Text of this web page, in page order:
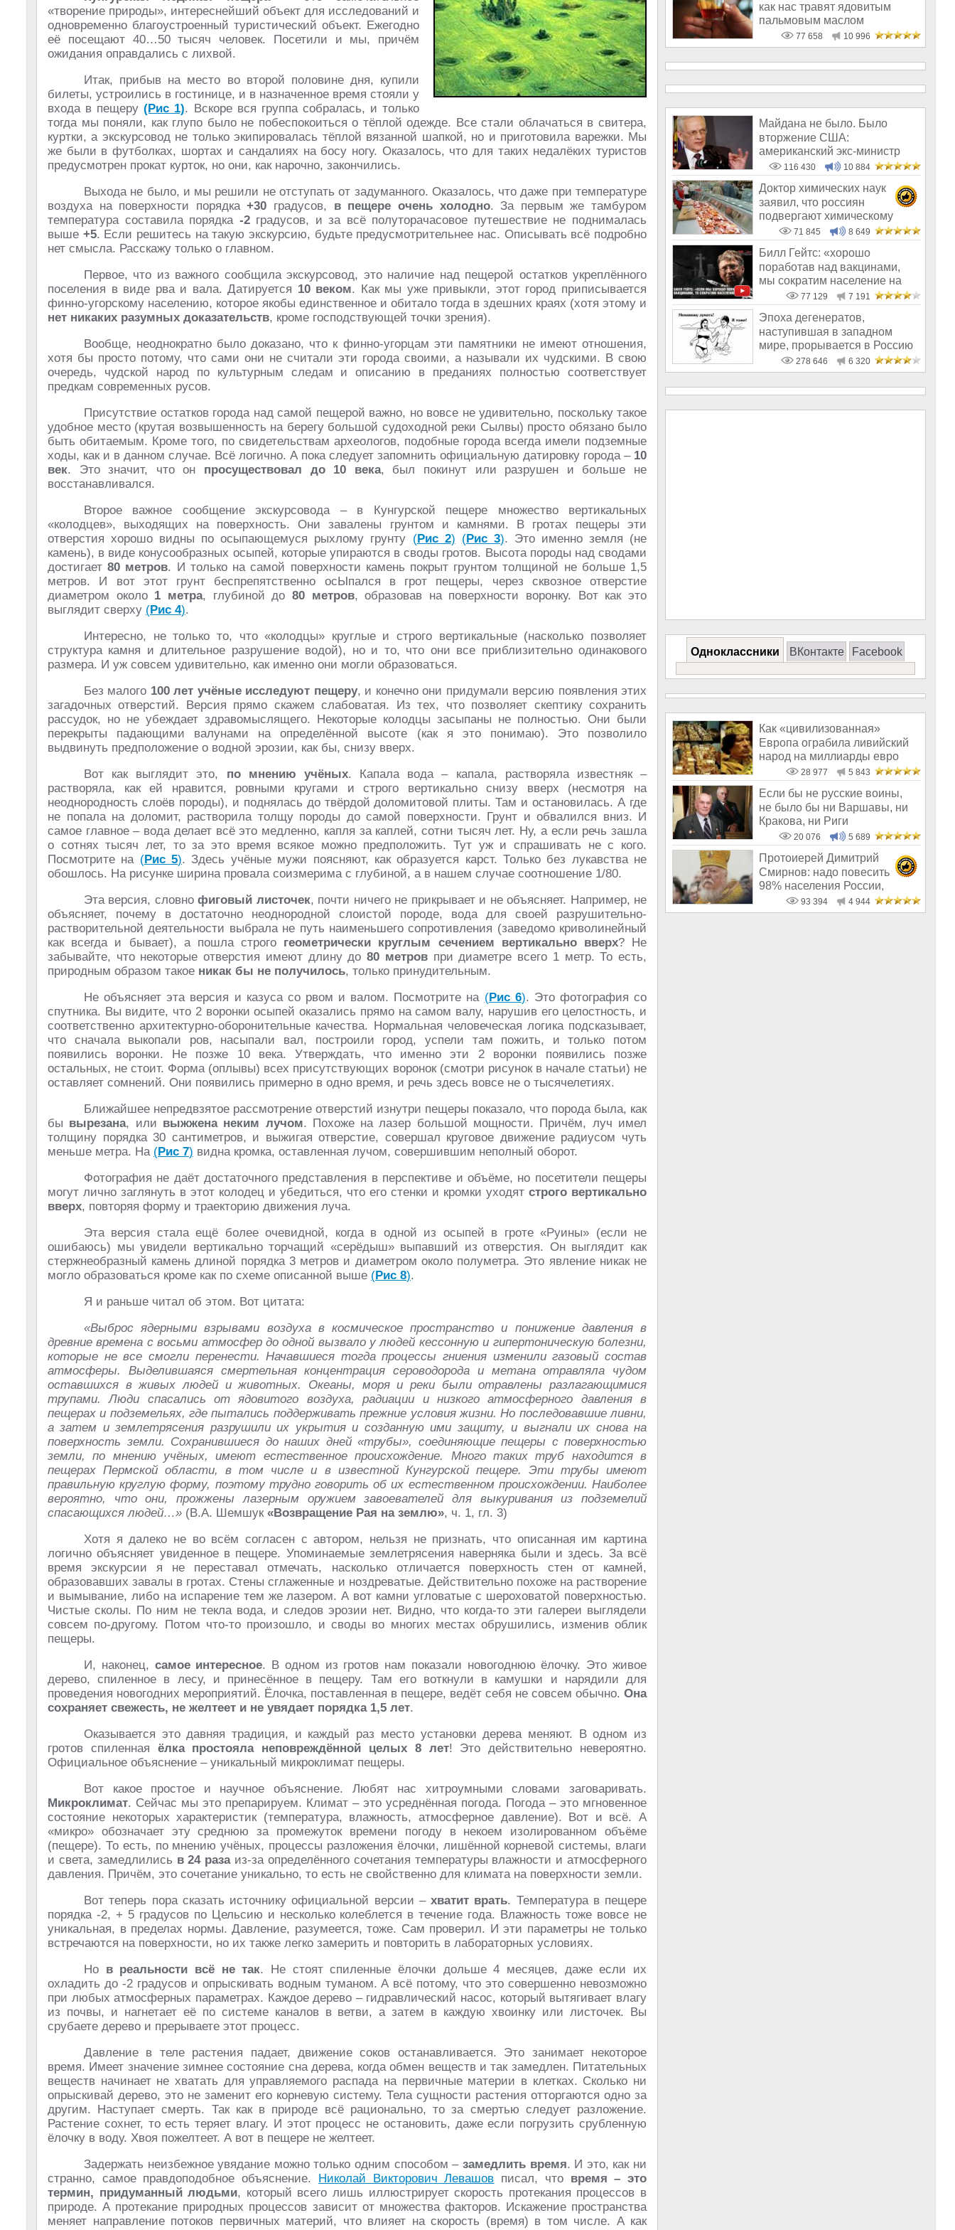
«творение природы», интереснейший объект для исследований и
одновременно благоустроенный туристический объект. Ежегодно
её посещают 40…50 тысяч человек. Посетили и мы, причём
ожидания оправдались с лихвой.
Итак, прибыв на место во второй половине дня, купили
билеты, устроились в гостинице, и в назначенное время стояли у
входа в пещеру(Рис 1). Вскоре вся группа собралась, и только
тогда мы поняли, как глупо было не побеспокоиться о тёплой одежде. Все стали облачаться в свитера,
куртки, а экскурсовод не только экипировалась тёплой вязанной шапкой, но и приготовила варежки. Мы
же были в футболках, шортах и сандалиях на босу ногу. Оказалось, что для таких недалёких туристов
предусмотрен прокат курток, но они, как нарочно, закончились.
Выхода не было, и мы решили не отступать от задуманного. Оказалось, что даже при температуре
воздуха на поверхности порядка+30 градусов, в пещере очень холодно. За первым же тамбуром
температура составила порядка -2градусов, и за всё полуторачасовое путешествие не поднималась
выше +5. Если решитесь на такую экскурсию, будьте предусмотрительнее нас. Описывать всё подробно
нет смысла. Расскажу только о главном.
Первое, что из важного сообщила экскурсовод, это наличие над пещерой остатков укреплённого
поселения в виде рва и вала. Датируется 10 веком. Как мы уже привыкли, этот город приписывается
финно-угорскому населению, которое якобы единственное и обитало тогда в здешних краях (хотя этому и
нет никаких разумных доказательств, кроме господствующей точки зрения).
Вообще, неоднократно было доказано, что к финно-угорцам эти памятники не имеют отношения,
хотя бы просто потому, что сами они не считали эти города своими, а называли их чудскими. В свою
очередь, чудской народ по культурным следам и описанию в преданиях полностью соответствует
предкам современных русов.
Присутствие остатков города над самой пещерой важно, но вовсе не удивительно, поскольку такое
удобное место (крутая возвышенность на берегу большой судоходной реки Сылвы) просто обязано было
быть обитаемым. Кроме того, по свидетельствам археологов, подобные города всегда имели подземные
ходы, как и в данном случае. Всё логично. А пока следует запомнить официальную датировку города – 10
век. Это значит, что он просуществовал до 10 века, был покинут или разрушен и больше не
восстанавливался.
Второе важное сообщение экскурсовода – в Кунгурской пещере множество вертикальных
«колодцев», выходящих на поверхность. Они завалены грунтом и камнями. В гротах пещеры эти
отверстия хорошо видны по осыпающемуся рыхлому грунту (Рис 2) (Рис 3). Это именно земля (не
камень), в виде конусообразных осыпей, которые упираются в своды гротов. Высота породы над сводами
достигает80 метров. И только на самой поверхности камень покрыт грунтом толщиной не больше 1,5
метров. И вот этот грунт беспрепятственно осЫпался в грот пещеры, через сквозное отверстие
диаметром около 1 метра, глубиной до 80 метров, образовав на поверхности воронку. Вот как это
выглядит сверху (Рис 4).
Интересно, не только то, что «колодцы» круглые и строго вертикальные (насколько позволяет
структура камня и длительное разрушение водой), но и то, что они все приблизительно одинакового
размера. И уж совсем удивительно, как именно они могли образоваться.
Без малого 100 лет учёные исследуют пещеру, и конечно они придумали версию появления этих
загадочных отверстий. Версия прямо скажем слабоватая. Из тех, что позволяет скептику сохранить
рассудок, но не убеждает здравомыслящего. Некоторые колодцы засыпаны не полностью. Они были
перекрыты падающими валунами на определённой высоте (как я это понимаю). Это позволило
выдвинуть предположение о водной эрозии, как бы, снизу вверх.
Вот как выглядит это, по мнению учёных. Капала вода – капала, растворяла известняк –
растворяла, как ей нравится, ровными кругами и строго вертикально снизу вверх (несмотря на
неоднородность слоёв породы), и поднялась до твёрдой доломитовой плиты. Там и остановилась. А где
не попала на доломит, растворила толщу породы до самой поверхности. Грунт и обвалился вниз. И
самое главное – вода делает всё это медленно, капля за каплей, сотни тысяч лет. Ну, а если речь зашла
о сотнях тысяч лет, то за это время всякое можно предположить. Тут уж и спрашивать не с кого.
Посмотрите на (Рис 5). Здесь учёные мужи поясняют, как образуется карст. Только без лукавства не
обошлось. На рисунке ширина провала соизмерима с глубиной, а в нашем случае соотношение 1/80.
Эта версия, словнофиговый листочек, почти ничего не прикрывает и не объясняет. Например, не
объясняет, почему в достаточно неоднородной слоистой породе, вода для своей разрушительно-
растворительной деятельности выбрала не путь наименьшего сопротивления (заведомо криволинейный
как всегда и бывает), а пошла строго геометрически круглым сечением вертикально вверх? Не
забывайте, что некоторые отверстия имеют длину до80 метровпри диаметре всего 1 метр. То есть,
природным образом такое никак бы не получилось, только принудительным.
Не объясняет эта версия и казуса со рвом и валом. Посмотрите на (Рис 6). Это фотография со
спутника. Вы видите, что 2 воронки осыпей оказались прямо на самом валу, нарушив его целостность, и
соответственно архитектурно-оборонительные качества. Нормальная человеческая логика подсказывает,
что сначала выкопали ров, насыпали вал, построили город, успели там пожить, и только потом
появились воронки. Не позже 10 века. Утверждать, что именно эти 2 воронки появились позже
остальных, не стоит. Форма (оплывы) всех присутствующих воронок (смотри рисунок в начале статьи) не
оставляет сомнений. Они появились примерно в одно время, и речь здесь вовсе не о тысячелетиях.
Ближайшее непредвзятое рассмотрение отверстий изнутри пещеры показало, что порода была, как
бы вырезана, или выжжена неким лучом. Похоже на лазер большой мощности. Причём, луч имел
толщину порядка 30 сантиметров, и выжигая отверстие, совершал круговое движение радиусом чуть
меньше метра. На (Рис 7) видна кромка, оставленная лучом, совершившим неполный оборот.
Фотография не даёт достаточного представления в перспективе и объёме, но посетители пещеры
могут лично заглянуть в этот колодец и убедиться, что его стенки и кромки уходят строго вертикально
вверх, повторяя форму и траекторию движения луча.
Эта версия стала ещё более очевидной, когда в одной из осыпей в гроте «Руины» (если не
ошибаюсь) мы увидели вертикально торчащий «серёдыш» выпавший из отверстия. Он выглядит как
стержнеобразный камень длиной порядка 3 метров и диаметром около полуметра. Это явление никак не
могло образоваться кроме как по схеме описанной выше (Рис 8).
Я и раньше читал об этом. Вот цитата:
«Выброс ядерными взрывами воздуха в космическое пространство и понижение давления в
древние времена с восьми атмосфер до одной вызвало у людей кессонную и гипертоническую бо­лезни,
которые не все смогли перенести. Начавшиеся тогда процессы гниения изменили газовый состав
атмосферы. Выделившаяся смертельная концентрация сероводорода и метана отравляла чудом
оставшихся в живых людей и животных. Океаны, моря и реки были отравлены раз­лагающимися
трупами. Люди спасались от ядовитого возду­ха, радиации и низкого атмосферного давления в
пещерах и подземельях, где пытались поддерживать прежние условия жизни. Но последовавшие ливни,
а затем и землетрясения разрушили их укрытия и созданную ими защиту, и выгнали их снова на
поверхность земли. Сохранившиеся до наших дней «трубы», соединяющие пещеры с поверхностью
земли, по мнению учёных, имеют естественное происхождение. Много таких труб находится в
пещерах Пермской облас­ти, в том числе и в известной Кунгурской пещере. Эти трубы имеют
правильную круглую форму, поэтому трудно говорить об их естественном происхождении. Наиболее
вероятно, что они, прожжены лазерным оружием завоевателей для выкури­вания из подземелий
спасающихся людей…» (В.А. Шемшук «Возвращение Рая на землю», ч. 1, гл. 3)
Хотя я далеко не во всём согласен с автором, нельзя не признать, что описанная им картина
логично объясняет увиденное в пещере. Упоминаемые землетрясения наверняка были и здесь. За всё
время экскурсии я не переставал отмечать, насколько отличается поверхность стен от камней,
образовавших завалы в гротах. Стены сглаженные и ноздреватые. Действительно похоже на растворение
и вымывание, либо на испарение тем же лазером. А вот камни угловатые с шероховатой поверхностью.
Чистые сколы. По ним не текла вода, и следов эрозии нет. Видно, что когда-то эти галереи выглядели
совсем по-другому. Потом что-то произошло, и своды во многих местах обрушились, изменив облик
пещеры.
И, наконец, самое интересное. В одном из гротов нам показали новогоднюю ёлочку. Это живое
дерево, спиленное в лесу, и принесённое в пещеру. Там его воткнули в камушки и нарядили для
проведения новогодних мероприятий. Ёлочка, поставленная в пещере, ведёт себя не совсем обычно. Она
сохраняет свежесть, не желтеет и не увядает порядка 1,5 лет.
Оказывается это давняя традиция, и каждый раз место установки дерева меняют. В одном из
гротов спиленная ёлка простояла неповреждённой целых 8 лет! Это действительно невероятно.
Официальное объяснение – уникальный микроклимат пещеры.
Вот какое простое и научное объяснение. Любят нас хитроумными словами заговаривать.
Микроклимат. Сейчас мы это препарируем. Климат – это усреднённая погода. Погода – это мгновенное
состояние некоторых характеристик (температура, влажность, атмосферное давление). Вот и всё. А
«микро» обозначает эту среднюю за промежуток времени погоду в некоем изолированном объёме
(пещере). То есть, по мнению учёных, процессы разложения ёлочки, лишённой корневой системы, влаги
и света, замедлились в 24 разаиз-за определённого сочетания температуры влажности и атмосферного
давления. Причём, это сочетание уникально, то есть не свойственно для климата на поверхности земли.
Вот теперь пора сказать источнику официальной версии – хватит врать. Температура в пещере
порядка -2, + 5 градусов по Цельсию и несколько колеблется в течение года. Влажность тоже вовсе не
уникальная, в пределах нормы. Давление, разумеется, тоже. Сам проверил. И эти параметры не только
встречаются на поверхности, но их также легко замерить и повторить в лабораторных условиях.
Но в реальности всё не так. Не стоят спиленные ёлочки дольше 4 месяцев, даже если их
охладить до -2 градусов и опрыскивать водным туманом. А всё потому, что это совершенно невозможно
при любых атмосферных параметрах. Каждое дерево – гидравлический насос, который вытягивает влагу
из почвы, и нагнетает её по системе каналов в ветви, а затем в каждую хвоинку или листочек. Вы
срубаете дерево и прерываете этот процесс.
Давление в теле растения падает, движение соков останавливается. Это занимает некоторое
время. Имеет значение зимнее состояние сна дерева, когда обмен веществ и так замедлен. Питательных
веществ начинает не хватать для управляемого распада на первичные материи в клетках. Сколько ни
опрыскивай дерево, это не заменит его корневую систему. Тела сущности растения отторгаются одно за
другим. Наступает смерть. Так как в природе всё рационально, то за смертью следует разложение.
Растение сохнет, то есть теряет влагу. И этот процесс не остановить, даже если погрузить срубленную
ёлочку в воду. Хвоя пожелтеет. А вот в пещере не желтеет.
Задержать неизбежное увядание можно только одним способом – замедлить время. И это, как ни
странно, самое правдоподобное объяснение. Николай Викторович Левашов писал, что время – это
термин, придуманный людьми, который всего лишь иллюстрирует скорость протекания процессов в
природе. А протекание природных процессов зависит от множества факторов. Искажение пространства
меняет направление потоков первичных материй, что влияет на скорость (время) в том числе. А как
как нас травят ядовитым
пальмовым маслом
77 658 10 996
Майдана не было. Было
вторжение США:
американский экс-министр
написал открытое пись
116 430 10 884
Доктор химических наук
заявил, что россиян
подвергают химическому
геноциду71 845 8 649
Билл Гейтс: «хорошо
поработав над вакцинами,
мы сократим население на
10-15%»77 129 7 191
Эпоха дегенератов,
наступившая в западном
мире, прорывается в Россию
278 646 6 320
Одноклассники ВКонтакте Facebook
Как «цивилизованная»
Европа ограбила ливийский
народ на миллиарды евро
28 977 5 843
Если бы не русские воины,
не было бы ни Варшавы, ни
Кракова, ни Риги
20 076 5 689
Протоиерей Димитрий
Смирнов: надо повесить
98% населения России,
чтобы восторжество
93 394 4 944